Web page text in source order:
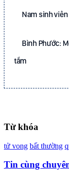
Nam sinh
Bình Phước:
tắm
Từ khóa
tử vong bất thường
Tin cùng